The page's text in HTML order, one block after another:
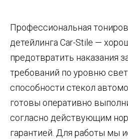
Профессиональная
детейлинга Car-Stile —
предотвратить наказания
требований по уровню
способности стекол
готовы оперативно
согласно действующим
гарантией. Для работы мы